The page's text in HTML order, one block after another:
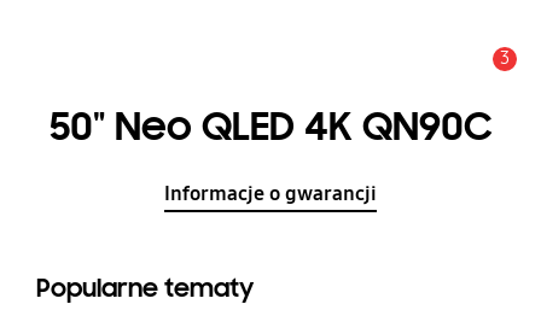
3
50" Neo QLED 4K QN90C
Informacje o gwarancji
Popularne tematy